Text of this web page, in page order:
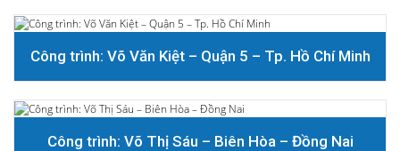
Công trình: Võ Văn Kiệt – Quận 5 – Tp. Hồ Chí Minh
Công trình: Võ Thị Sáu – Biên Hòa – Đồng Nai